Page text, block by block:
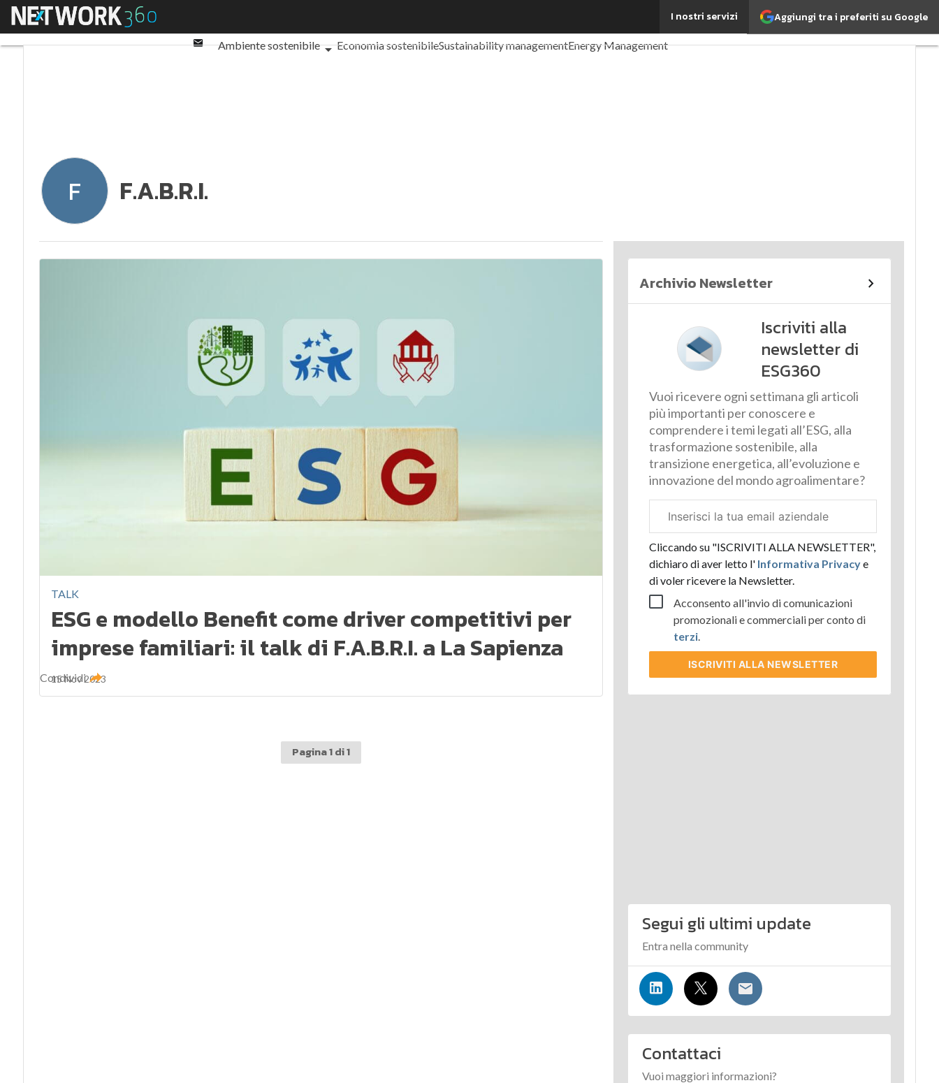
Aggiungi tra i preferiti su Google
I nostri servizi
Menu
Email
Sostenibilità: perché è importante?
Ambiente sostenibile
Economia sostenibileSustainability managementEnergy Management
F F.A.B.R.I.
TALK
ESG e modello Benefit come driver competitivi per
imprese familiari: il talk di F.A.B.R.I. a La Sapienza
15 Nov 2023
Condividi
Pagina 1 di 1
Archivio Newsletter
Iscriviti alla
newsletter di
ESG360
Vuoi ricevere ogni settimana gli articoli
più importanti per conoscere e
comprendere i temi legati all’ESG, alla
trasformazione sostenibile, alla
transizione energetica, all’evoluzione e
innovazione del mondo agroalimentare?
aziendale
Cliccando su "ISCRIVITI ALLA NEWSLETTER",
dichiaro di aver letto l'Informativa Privacye
di voler ricevere la Newsletter.
Acconsento all'invio di comunicazioni
promozionali e commerciali per conto di
terzi.
ISCRIVITI ALLA NEWSLETTER
Segui gli ultimi update
Entra nella community
Contattaci
Vuoi maggiori informazioni?